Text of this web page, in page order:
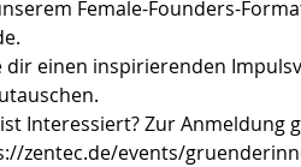
Female-Founders-
dir einen inspirierenden
Interessiert? Zur Anmeldung
zentec.de/events/